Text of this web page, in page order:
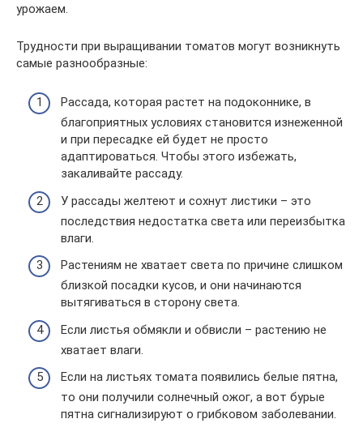
урожаем.
Трудности при выращивании томатов могут возникнуть
самые разнообразные:
Рассада, которая растет на подоконнике, в
благоприятных условиях становится изнеженной
и при пересадке ей будет не просто
адаптироваться. Чтобы этого избежать,
закаливайте рассаду.
У рассады желтеют и сохнут листики – это
последствия недостатка света или переизбытка
влаги.
Растениям не хватает света по причине слишком
близкой посадки кусов, и они начинаются
вытягиваться в сторону света.
Если листья обмякли и обвисли – растению не
хватает влаги.
Если на листьях томата появились белые пятна,
то они получили солнечный ожог, а вот бурые
пятна сигнализируют о грибковом заболевании.